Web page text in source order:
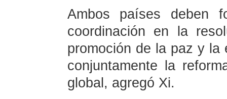
Ambos países deben
coordinación en la
promoción de la paz y la
conjuntamente la
global, agregó Xi.